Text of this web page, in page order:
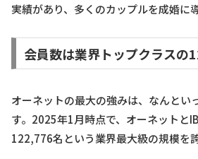
実績があり、多くのカップルを成婚に
会員数は業界トップクラスの
オーネットの最大の強みは、なんとい
す。2025年1月時点で、オーネットと
122,776名という業界最大級の規模を